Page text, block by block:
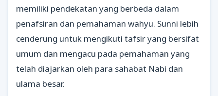
memiliki pendekatan yang berbeda dalam
penafsiran dan pemahaman wahyu. Sunni lebih
cenderung untuk mengikuti tafsir yang bersifat
umum dan mengacu pada pemahaman yang
telah diajarkan oleh para sahabat Nabi dan
ulama besar.